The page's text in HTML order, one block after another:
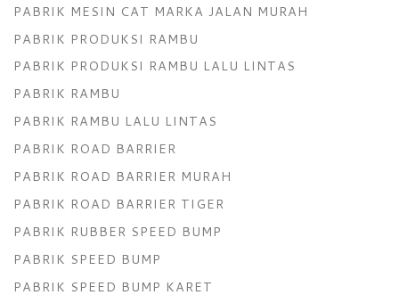
PABRIK MESIN CAT MARKA JALAN MURAH
PABRIK PRODUKSI RAMBU
PABRIK PRODUKSI RAMBU LALU LINTAS
PABRIK RAMBU
PABRIK RAMBU LALU LINTAS
PABRIK ROAD BARRIER
PABRIK ROAD BARRIER MURAH
PABRIK ROAD BARRIER TIGER
PABRIK RUBBER SPEED BUMP
PABRIK SPEED BUMP
PABRIK SPEED BUMP KARET